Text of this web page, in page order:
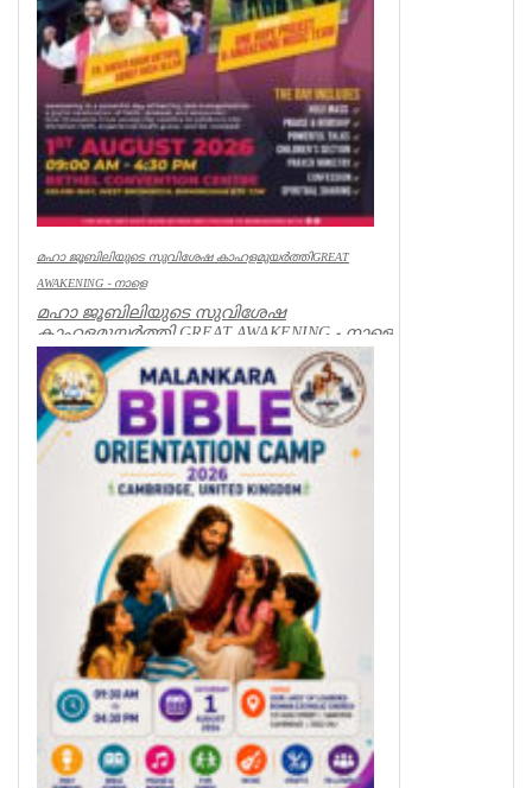
മഹാ ജൂബിലിയുടെ സുവിശേഷ കാഹളമുയർത്തിGREAT
AWAKENING - നാളെ
മഹാ ജൂബിലിയുടെ സുവിശേഷ
കാഹളമുയർത്തി GREAT AWAKENING - നാളെ
ആഗസ്റ്റ് 1 ശനിയാഴ്ച്ച. AFCM
ഇൻറർനാഷണൽ ഡയ...
Spiritual